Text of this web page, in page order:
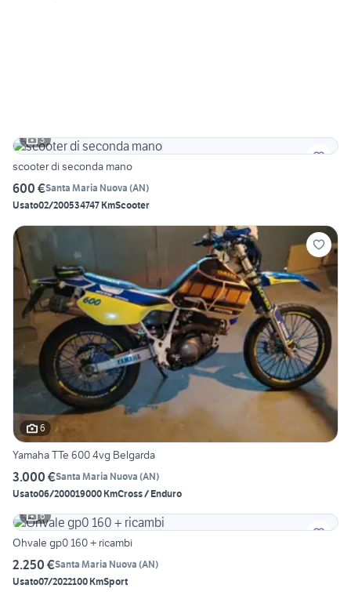
3
scooter di seconda mano
600 €Santa Maria Nuova (AN)
Usato02/200534747 KmScooter
6
Yamaha TTe 600 4vg Belgarda
3.000 €Santa Maria Nuova (AN)
Usato06/200019000 KmCross / Enduro
6
Ohvale gp0 160 + ricambi
2.250 €Santa Maria Nuova (AN)
Usato07/2022100 KmSport